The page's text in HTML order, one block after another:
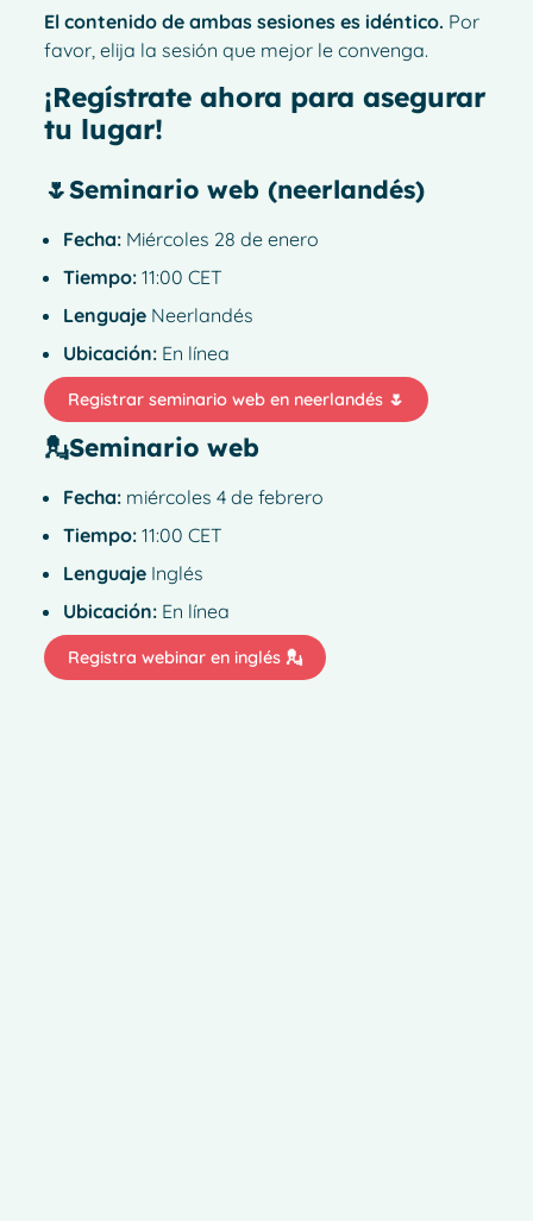
El contenido de ambas sesiones es idéntico. Por
favor, elija la sesión que mejor le convenga.
¡Regístrate ahora para asegurar
tu lugar!
🌷Seminario web (neerlandés)
Fecha: Miércoles 28 de enero
Tiempo: 11:00 CET
Lenguaje Neerlandés
Ubicación: En línea
Registrar seminario web en neerlandés 🌷
💂Seminario web
Fecha: miércoles 4 de febrero
Tiempo: 11:00 CET
Lenguaje Inglés
Ubicación: En línea
Registra webinar en inglés 💂